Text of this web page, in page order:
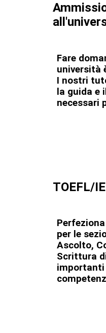
Fare
università
I nostri
la guida e
necessari
TOEFL/
per le
Ascolto,
Scrittura
importanti